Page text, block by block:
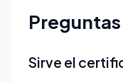
Sirve el